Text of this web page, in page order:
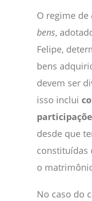
O regime de
bens,
Felipe,
bens
devem ser
isso inclui
desde que
constituídas
o
No caso do